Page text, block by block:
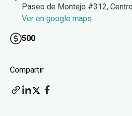
Paseo de Montejo #312,
Ver en google maps
500
Compartir